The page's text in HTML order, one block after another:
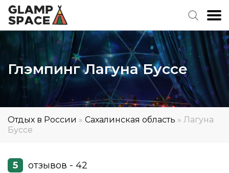
Глэмпинг Лагуна Буссе
Отдых в России » Сахалинская область » Лагуна
Буссе
5 отзывов - 42